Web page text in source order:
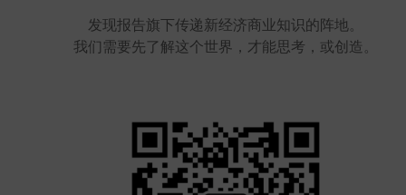
发现报告旗下传递新经济商业知识的阵地。
我们需要先了解这个世界，才能思考，或创造。